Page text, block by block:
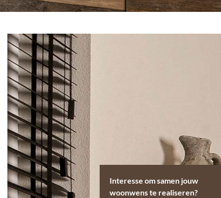
Interesse om samen jouw
woonwens te realiseren?